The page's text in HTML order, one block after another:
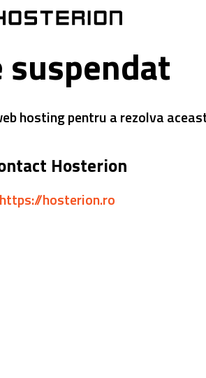
suspendat
hosting pentru a rezolva
Hosterion
https://hosterion.ro